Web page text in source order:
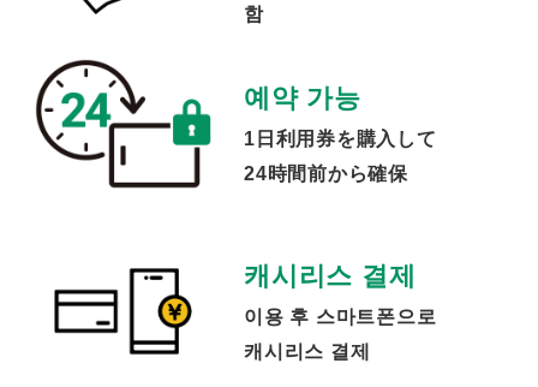
함
예약 가능
1日利用券を購入して
24時間前から確保
캐시리스 결제
이용 후 스마트폰으로
캐시리스 결제